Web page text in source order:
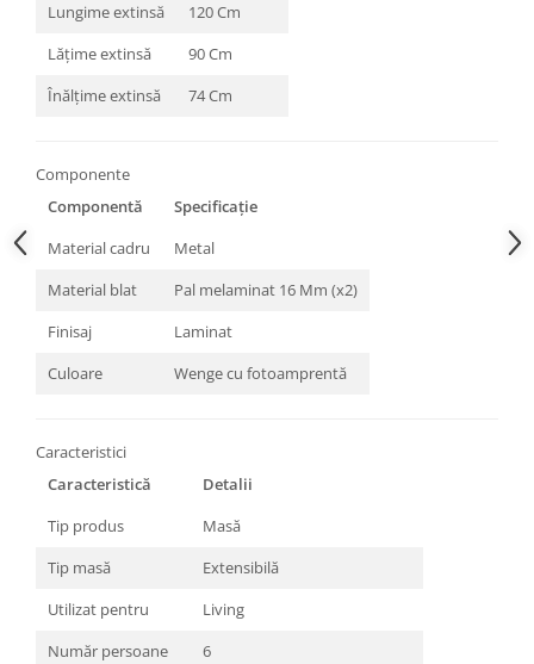
Lungime extinsă
120 Cm
Lățime extinsă
90 Cm
Înălțime extinsă
74 Cm
Componente
Componentă
Specificație
Material cadru
Metal
Material blat
Pal melaminat 16 Mm (x2)
Finisaj
Laminat
Culoare
Wenge cu fotoamprentă
Caracteristici
Caracteristică
Detalii
Tip produs
Masă
Tip masă
Extensibilă
Utilizat pentru
Living
Număr persoane
6